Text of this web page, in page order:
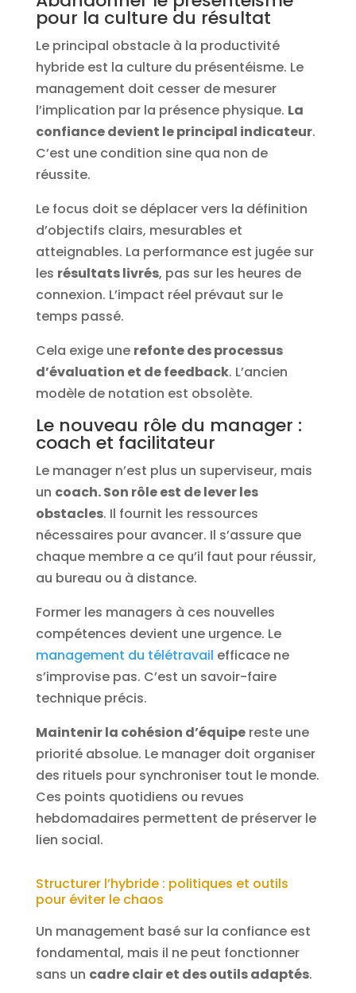
pour la culture du résultat
Le principal obstacle à la productivité
hybride est la culture du présentéisme. Le
management doit cesser de mesurer
l’implication par la présence physique. La
confiance devient le principal indicateur.
C’est une condition sine qua non de
réussite.
Le focus doit se déplacer vers la définition
d’objectifs clairs, mesurables et
atteignables. La performance est jugée sur
les résultats livrés, pas sur les heures de
connexion. L’impact réel prévaut sur le
temps passé.
Cela exige une refonte des processus
d’évaluation et de feedback. L’ancien
modèle de notation est obsolète.
Le nouveau rôle du manager :
coach et facilitateur
Le manager n’est plus un superviseur, mais
un coach. Son rôle est de lever les
obstacles. Il fournit les ressources
nécessaires pour avancer. Il s’assure que
chaque membre a ce qu’il faut pour réussir,
au bureau ou à distance.
Former les managers à ces nouvelles
compétences devient une urgence. Le
management du télétravail efficace ne
s’improvise pas. C’est un savoir-faire
technique précis.
Maintenir la cohésion d’équipereste une
priorité absolue. Le manager doit organiser
des rituels pour synchroniser tout le monde.
Ces points quotidiens ou revues
hebdomadaires permettent de préserver le
lien social.
Structurer l’hybride : politiques et outils
pour éviter le chaos
Un management basé sur la confiance est
fondamental, mais il ne peut fonctionner
sans un cadre clair et des outils adaptés.